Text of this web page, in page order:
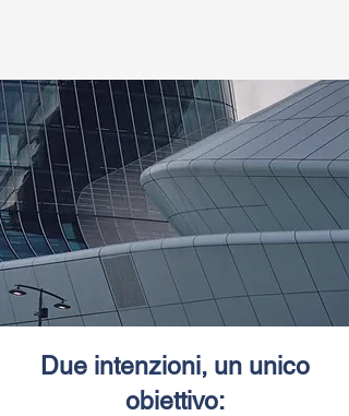
Due intenzioni, un unico
obiettivo: